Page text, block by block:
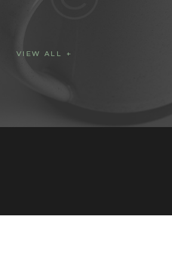
VIEW ALL